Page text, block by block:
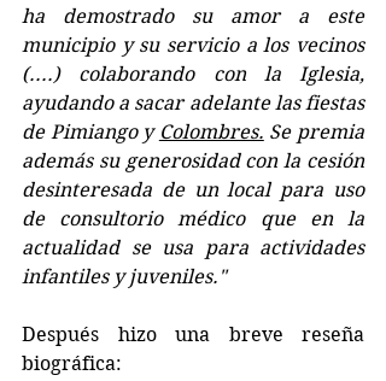
ha demostrado su amor a este
municipio y su servicio a los vecinos
(....) colaborando con la Iglesia,
ayudando a sacar adelante las fiestas
de Pimiango y Colombres. Se premia
además su generosidad con la cesión
desinteresada de un local para uso
de consultorio médico que en la
actualidad se usa para actividades
infantiles y juveniles."
Después hizo una breve reseña
biográfica: